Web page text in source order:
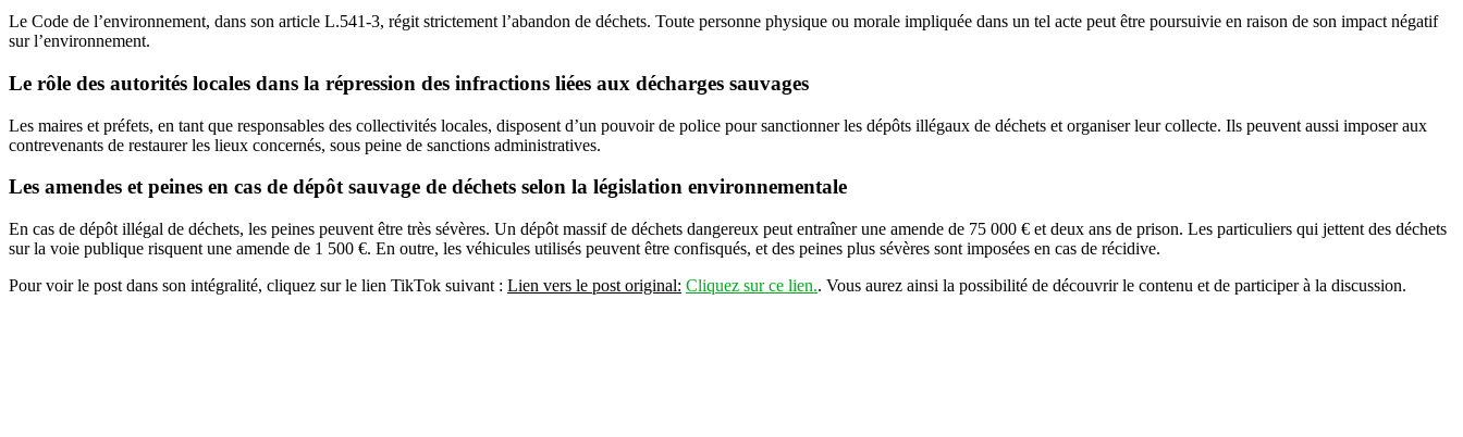
Le Code de l’environnement, dans son article L.541-3, régit strictement l’abandon de déchets. Toute personne physique ou morale impliquée dans un tel acte peut être poursuivie en raison de son impact négatif
sur l’environnement.
Le rôle des autorités locales dans la répression des infractions liées aux décharges sauvages
Les maires et préfets, en tant que responsables des collectivités locales, disposent d’un pouvoir de police pour sanctionner les dépôts illégaux de déchets et organiser leur collecte. Ils peuvent aussi imposer aux
contrevenants de restaurer les lieux concernés, sous peine de sanctions administratives.
Les amendes et peines en cas de dépôt sauvage de déchets selon la législation environnementale
En cas de dépôt illégal de déchets, les peines peuvent être très sévères. Un dépôt massif de déchets dangereux peut entraîner une amende de 75 000 € et deux ans de prison. Les particuliers qui jettent des déchets
sur la voie publique risquent une amende de 1 500 €. En outre, les véhicules utilisés peuvent être confisqués, et des peines plus sévères sont imposées en cas de récidive.
Pour voir le post dans son intégralité, cliquez sur le lien TikTok suivant : Lien vers le post original: Cliquez sur ce lien.. Vous aurez ainsi la possibilité de découvrir le contenu et de participer à la discussion.